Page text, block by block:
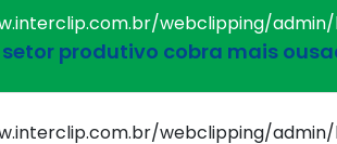
setor produtivo cobra mais